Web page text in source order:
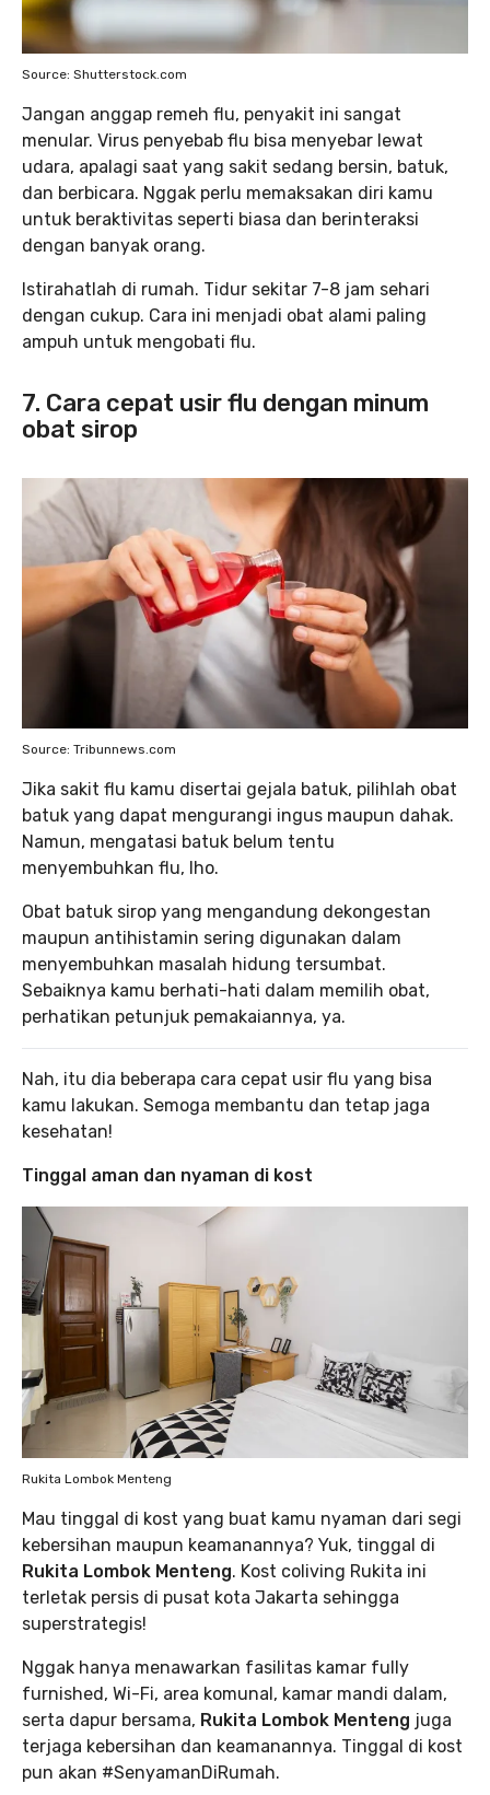
Source: Shutterstock.com
Jangan anggap remeh flu, penyakit ini sangat
menular. Virus penyebab flu bisa menyebar lewat
udara, apalagi saat yang sakit sedang bersin, batuk,
dan berbicara. Nggak perlu memaksakan diri kamu
untuk beraktivitas seperti biasa dan berinteraksi
dengan banyak orang.
Istirahatlah di rumah. Tidur sekitar 7-8 jam sehari
dengan cukup. Cara ini menjadi obat alami paling
ampuh untuk mengobati flu.
7. Cara cepat usir flu dengan minum
obat sirop
Source: Tribunnews.com
Jika sakit flu kamu disertai gejala batuk, pilihlah obat
batuk yang dapat mengurangi ingus maupun dahak.
Namun, mengatasi batuk belum tentu
menyembuhkan flu, lho.
Obat batuk sirop yang mengandung dekongestan
maupun antihistamin sering digunakan dalam
menyembuhkan masalah hidung tersumbat.
Sebaiknya kamu berhati-hati dalam memilih obat,
perhatikan petunjuk pemakaiannya, ya.
Nah, itu dia beberapa cara cepat usir flu yang bisa
kamu lakukan. Semoga membantu dan tetap jaga
kesehatan!
Tinggal aman dan nyaman di kost
Rukita Lombok Menteng
Mau tinggal di kost yang buat kamu nyaman dari segi
kebersihan maupun keamanannya? Yuk, tinggal di
Rukita Lombok Menteng. Kost coliving Rukita ini
terletak persis di pusat kota Jakarta sehingga
superstrategis!
Nggak hanya menawarkan fasilitas kamar fully
furnished, Wi-Fi, area komunal, kamar mandi dalam,
serta dapur bersama, Rukita Lombok Menteng juga
terjaga kebersihan dan keamanannya. Tinggal di kost
pun akan #SenyamanDiRumah.